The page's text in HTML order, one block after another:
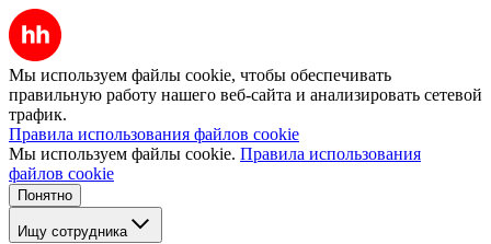
Мы используем файлы cookie, чтобы обеспечивать
правильную работу нашего веб-сайта и анализировать сетевой
трафик.
Правила использования файлов cookie
Мы используем файлы cookie. Правила использования
файлов cookie
Понятно
Ищу сотрудника